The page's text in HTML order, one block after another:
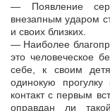
— Появление
внезапным ударом
и своих близких.
— Наиболее
это человеческое
себе, к своим
одинокую
контакт с первым
оправдан ли